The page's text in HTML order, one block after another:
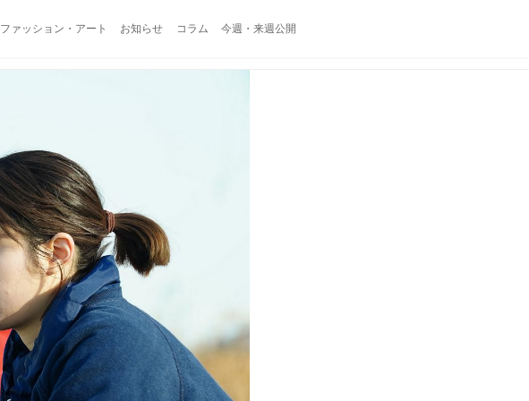
ファッション・アート お知らせ コラム 今週・来週公開